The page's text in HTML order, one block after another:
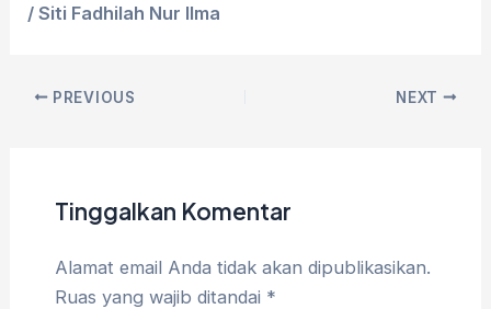
/ Siti Fadhilah Nur Ilma
PREVIOUS NEXT
Tinggalkan Komentar
Alamat email Anda tidak akan dipublikasikan.
Ruas yang wajib ditandai *